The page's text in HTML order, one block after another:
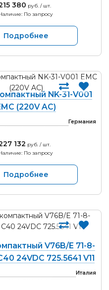
380 руб. / шт.
По запросу
Подробнее
NK-31-V001
(220V AC)
Германия
132 руб. / шт.
По запросу
Подробнее
V76B/E 71-8-
24VDC 725.5641 V11
Италия